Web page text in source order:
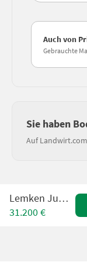
Auch von
Gebrauchte
Sie haben
Auf
Lemken Juwel 8
31.200 €